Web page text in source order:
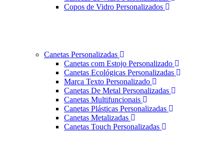
Copos de Vidro Personalizados
Canetas Personalizadas
Canetas com Estojo Personalizado
Canetas Ecológicas Personalizadas
Marca Texto Personalizado
Canetas De Metal Personalizadas
Canetas Multifuncionais
Canetas Plásticas Personalizadas
Canetas Metalizadas
Canetas Touch Personalizadas